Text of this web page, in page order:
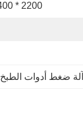
2200 * 2400 * 4200 مم
آلة ضغط أدوات الطبخ